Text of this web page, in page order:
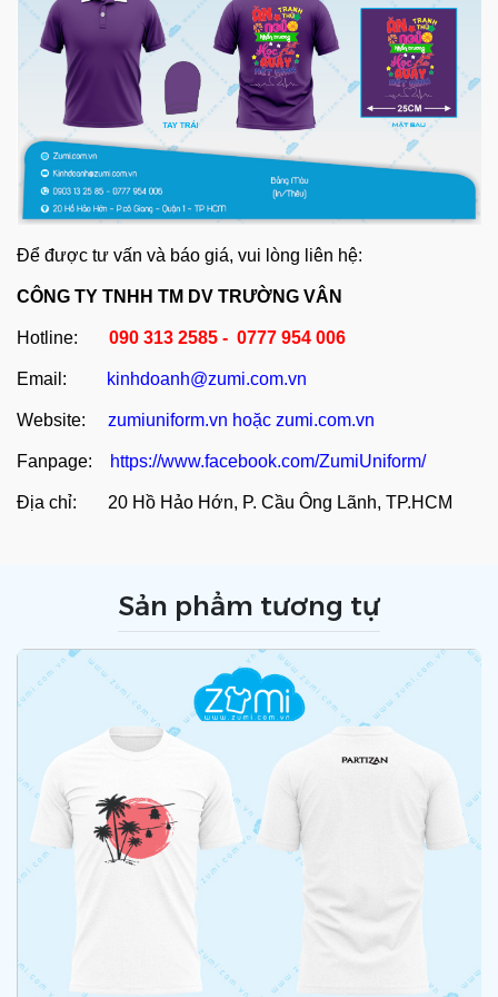
Để được tư vấn và báo giá, vui lòng liên hệ:
CÔNG TY TNHH TM DV TRƯỜNG VÂN
Hotline: 090 313 2585 - 0777 954 006
Email: kinhdoanh@zumi.com.vn
Website: zumiuniform.vn hoặc zumi.com.vn
Fanpage: https://www.facebook.com/ZumiUniform/
Địa chỉ: 20 Hồ Hảo Hớn, P. Cầu Ông Lãnh, TP.HCM
Sản phẩm tương tự